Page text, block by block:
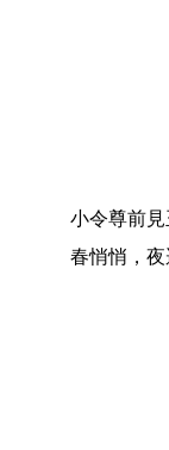
小令尊前
春悄悄，